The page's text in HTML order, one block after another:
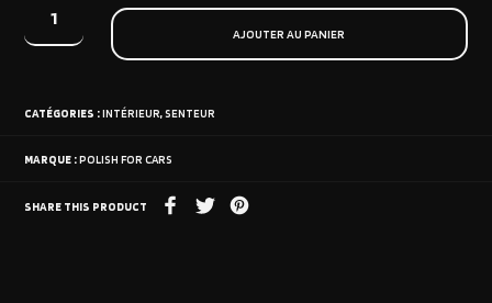
AJOUTER AU PANIER
CATÉGORIES :INTÉRIEUR,SENTEUR
MARQUE :POLISH FOR CARS
SHARE THIS PRODUCT